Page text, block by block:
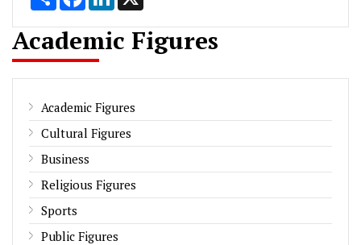
Academic Figures
Academic Figures
Cultural Figures
Business
Religious Figures
Sports
Public Figures